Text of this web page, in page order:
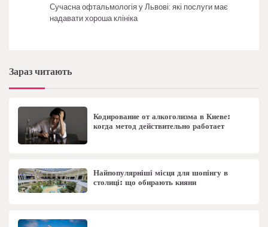
Сучасна офтальмологія у Львові: які послуги має
надавати хороша клініка
Зараз читають
Кодирование от алкоголизма в Киеве:
когда метод действительно работает
Найпопулярніші місця для шопінгу в
столиці: що обирають кияни